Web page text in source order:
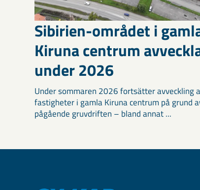
Sibirien-området i
Kiruna centrum
under 2026
Under sommaren 2026 fortsätter avveckling
fastigheter i gamla Kiruna centrum på grund
pågående gruvdriften – bland annat ...